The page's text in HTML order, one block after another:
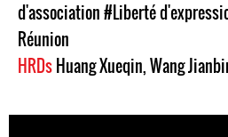
d'association#Liberté
Réunion
HRDsHuang Xueqin,Wang